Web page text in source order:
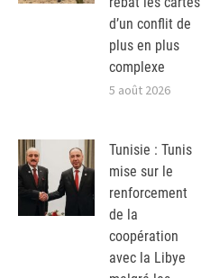
d’un conflit de
plus en plus
complexe
5 août 2026
Tunisie : Tunis
mise sur le
renforcement
de la
coopération
avec la Libye